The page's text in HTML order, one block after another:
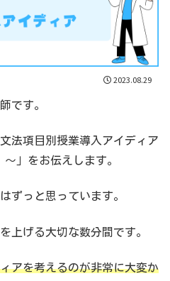
2023.08.29
です。
法項目別授業導入アイディア
」をお伝えします。
ずっと思っています。
上げる大切な数分間です。
アを考えるのが非常に大変か